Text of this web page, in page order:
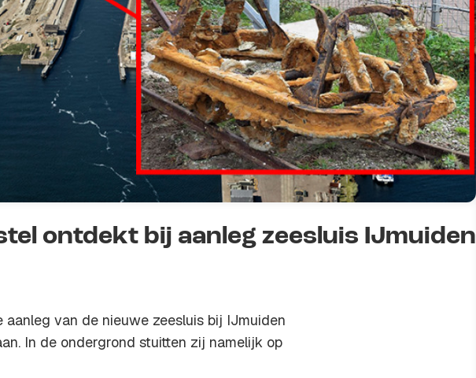
ontdekt bij aanleg zeesluis IJmuiden
van de nieuwe zeesluis bij IJmuiden
In de ondergrond stuitten zij namelijk op